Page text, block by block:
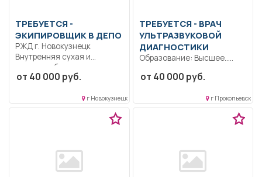
ТРЕБУЕТСЯ -
ЭКИПИРОВЩИК В ДЕПО
РЖД г. Новокузнецк
Bнутренняя сухая и
влажная уборка
пассажирских вагонов...
от 40 000 руб.
г Новокузнецк
ТРЕБУЕТСЯ - ВРАЧ
УЛЬТРАЗВУКОВОЙ
ДИАГНОСТИКИ
Образование: Высшее..
диагностику, используя ее
от 40 000 руб.
г Прокопьевск